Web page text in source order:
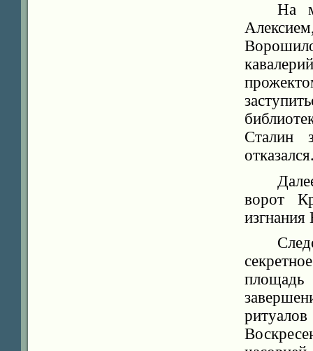
На
Сталин
ворот
площадь